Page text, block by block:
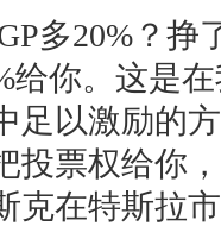
多20%？挣
给你。这是
足以激励的
投票权给你
克在特斯拉